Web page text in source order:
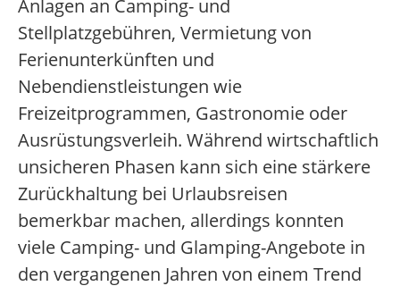
Anlagen an Camping- und
Stellplatzgebühren, Vermietung von
Ferienunterkünften und
Nebendienstleistungen wie
Freizeitprogrammen, Gastronomie oder
Ausrüstungsverleih. Während wirtschaftlich
unsicheren Phasen kann sich eine stärkere
Zurückhaltung bei Urlaubsreisen
bemerkbar machen, allerdings konnten
viele Camping- und Glamping-Angebote in
den vergangenen Jahren von einem Trend